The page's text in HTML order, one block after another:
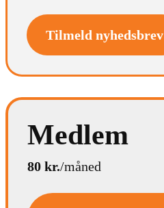
Tilmeld nyhedsbrev
Medlem
80 kr./måned